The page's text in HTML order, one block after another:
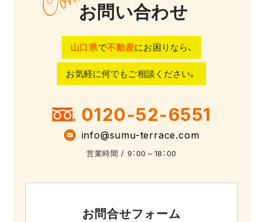
お問い合わせ
山口県で不動産にお困りなら、
お気軽に何でもご相談ください。
0120-52-6551
info@sumu-terrace.com
営業時間 / 9：00～18：00
お問合せフォーム